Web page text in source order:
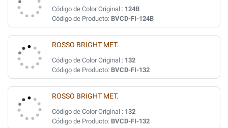
Código de Color Original : 124B
Código de Producto: BVCD-FI-124B
ROSSO BRIGHT MET.
Código de Color Original : 132
Código de Producto: BVCD-FI-132
ROSSO BRIGHT MET.
Código de Color Original : 132
Código de Producto: BVCD-FI-132